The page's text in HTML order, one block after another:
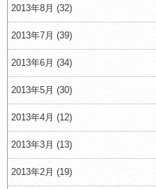
2013年8月 (32)
2013年7月 (39)
2013年6月 (34)
2013年5月 (30)
2013年4月 (12)
2013年3月 (13)
2013年2月 (19)